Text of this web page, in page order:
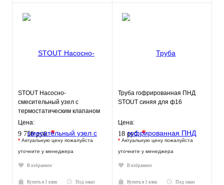
STOUT Насосно-
смесительный узел с
термостатическим клапаном
20-43°C и
жидкокристаллическим
термомет
Цена:
9 750 руб.*
* Актуальную цену пожалуйста
уточните у менеджера
В избранное
Купить в 1 клик Под заказ
Труба гофрированная ПНД
STOUT синяя для ф16
Цена:
18 руб.*
* Актуальную цену пожалуйста
уточните у менеджера
В избранное
Купить в 1 клик Под заказ